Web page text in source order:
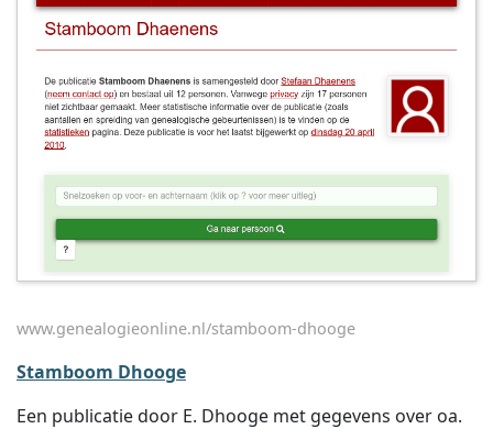
www.genealogieonline.nl/stamboom-dhooge
Stamboom Dhooge
Een publicatie door E. Dhooge met gegevens over oa.